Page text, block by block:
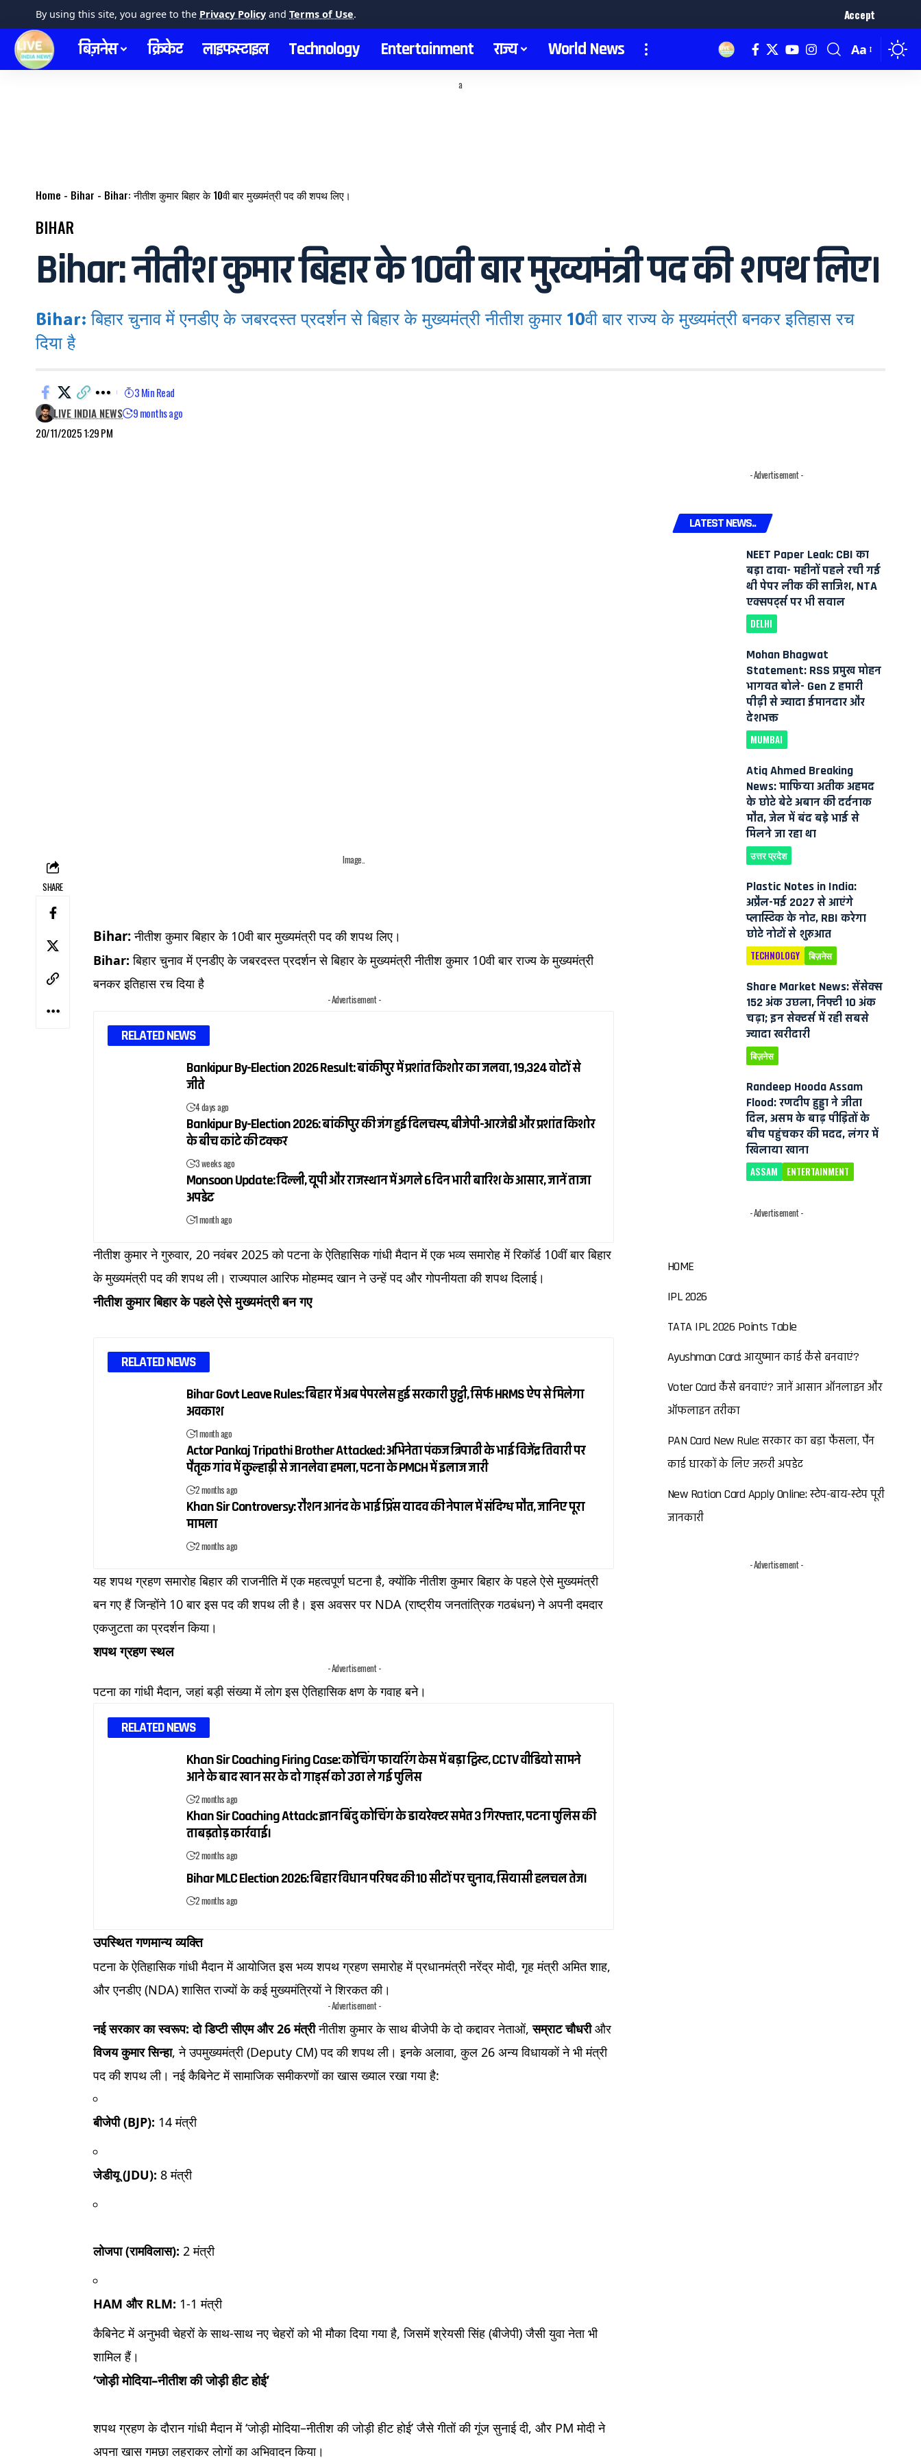
By using this site, you agree to the Privacy Policy and Terms of Use. Accept
बिज़नेस क्रिकेट लाइफस्टाइल Technology Entertainment राज्य World News Aa
a
Home - Bihar - Bihar: नीतीश कुमार बिहार के 10वी बार मुख्यमंत्री पद की शपथ लिए।
BIHAR
Bihar: नीतीश कुमार बिहार के 10वी बार मुख्यमंत्री पद की शपथ लिए।
Bihar: बिहार चुनाव में एनडीए के जबरदस्त प्रदर्शन से बिहार के मुख्यमंत्री नीतीश कुमार 10वी बार राज्य के मुख्यमंत्री बनकर इतिहास रच
दिया है
20/11/2025 1:29 PM
LIVE INDIA NEWS 9 months ago
3 Min Read
SHARE
Image..
Bihar: नीतीश कुमार बिहार के 10वी बार मुख्यमंत्री पद की शपथ लिए।
Bihar: बिहार चुनाव में एनडीए के जबरदस्त प्रदर्शन से बिहार के मुख्यमंत्री नीतीश कुमार 10वी बार राज्य के मुख्यमंत्री
बनकर इतिहास रच दिया है
- Advertisement -
RELATED NEWS
Bankipur By-Election 2026 Result: बांकीपुर में प्रशांत किशोर का जलवा, 19,324 वोटों से
जीते
4 days ago
Bankipur By-Election 2026: बांकीपुर की जंग हुई दिलचस्प, बीजेपी-आरजेडी और प्रशांत किशोर
के बीच कांटे की टक्कर
3 weeks ago
Monsoon Update: दिल्ली, यूपी और राजस्थान में अगले 6 दिन भारी बारिश के आसार, जानें ताजा
अपडेट
1 month ago
नीतीश कुमार ने गुरुवार, 20 नवंबर 2025 को पटना के ऐतिहासिक गांधी मैदान में एक भव्य समारोह में रिकॉर्ड 10वीं बार बिहार
के मुख्यमंत्री पद की शपथ ली। राज्यपाल आरिफ मोहम्मद खान ने उन्हें पद और गोपनीयता की शपथ दिलाई।
नीतीश कुमार बिहार के पहले ऐसे मुख्यमंत्री बन गए
RELATED NEWS
Bihar Govt Leave Rules: बिहार में अब पेपरलेस हुई सरकारी छुट्टी, सिर्फ HRMS ऐप से मिलेगा
अवकाश
1 month ago
Actor Pankaj Tripathi Brother Attacked: अभिनेता पंकज त्रिपाठी के भाई विजेंद्र तिवारी पर
पैतृक गांव में कुल्हाड़ी से जानलेवा हमला, पटना के PMCH में इलाज जारी
2 months ago
Khan Sir Controversy: रौशन आनंद के भाई प्रिंस यादव की नेपाल में संदिग्ध मौत, जानिए पूरा
मामला
2 months ago
​यह शपथ ग्रहण समारोह बिहार की राजनीति में एक महत्वपूर्ण घटना है, क्योंकि नीतीश कुमार बिहार के पहले ऐसे मुख्यमंत्री
बन गए हैं जिन्होंने 10 बार इस पद की शपथ ली है। इस अवसर पर NDA (राष्ट्रीय जनतांत्रिक गठबंधन) ने अपनी दमदार
एकजुटता का प्रदर्शन किया।
शपथ ग्रहण स्थल
- Advertisement -
पटना का गांधी मैदान, जहां बड़ी संख्या में लोग इस ऐतिहासिक क्षण के गवाह बने।
RELATED NEWS
Khan Sir Coaching Firing Case: कोचिंग फायरिंग केस में बड़ा ट्विस्ट, CCTV वीडियो सामने
आने के बाद खान सर के दो गार्ड्स को उठा ले गई पुलिस
2 months ago
Khan Sir Coaching Attack: ज्ञान बिंदु कोचिंग के डायरेक्टर समेत 3 गिरफ्तार, पटना पुलिस की
ताबड़तोड़ कार्रवाई।
2 months ago
Bihar MLC Election 2026: बिहार विधान परिषद की 10 सीटों पर चुनाव, सियासी हलचल तेज।
2 months ago
उपस्थित गणमान्य व्यक्ति
पटना के ऐतिहासिक गांधी मैदान में आयोजित इस भव्य शपथ ग्रहण समारोह में प्रधानमंत्री नरेंद्र मोदी, गृह मंत्री अमित शाह,
और एनडीए (NDA) शासित राज्यों के कई मुख्यमंत्रियों ने शिरकत की।
- Advertisement -
नई सरकार का स्वरूप: दो डिप्टी सीएम और 26 मंत्रीनीतीश कुमार के साथ बीजेपी के दो कद्दावर नेताओं,सम्राट चौधरीऔर
विजय कुमार सिन्हा, ने उपमुख्यमंत्री (Deputy CM) पद की शपथ ली। इनके अलावा, कुल 26 अन्य विधायकों ने भी मंत्री
पद की शपथ ली। नई कैबिनेट में सामाजिक समीकरणों का खास ख्याल रखा गया है:
बीजेपी (BJP): 14 मंत्री
जेडीयू (JDU): 8 मंत्री
लोजपा (रामविलास): 2 मंत्री
HAM और RLM: 1-1 मंत्री
​कैबिनेट में अनुभवी चेहरों के साथ-साथ नए चेहरों को भी मौका दिया गया है, जिसमें श्रेयसी सिंह (बीजेपी) जैसी युवा नेता भी
शामिल हैं।
‘जोड़ी मोदिया–नीतीश की जोड़ी हीट होई’
शपथ ग्रहण के दौरान गांधी मैदान में ‘जोड़ी मोदिया–नीतीश की जोड़ी हीट होई’ जैसे गीतों की गूंज सुनाई दी, और PM मोदी ने
अपना खास गमछा लहराकर लोगों का अभिवादन किया।
- Advertisement -
LATEST NEWS..
NEET Paper Leak: CBI का
बड़ा दावा- महीनों पहले रची गई
थी पेपर लीक की साजिश, NTA
एक्सपर्ट्स पर भी सवाल
DELHI
Mohan Bhagwat
Statement: RSS प्रमुख मोहन
भागवत बोले- Gen Z हमारी
पीढ़ी से ज्यादा ईमानदार और
देशभक्त
MUMBAI
Atiq Ahmed Breaking
News: माफिया अतीक अहमद
के छोटे बेटे अबान की दर्दनाक
मौत, जेल में बंद बड़े भाई से
मिलने जा रहा था
उत्तर प्रदेश
Plastic Notes in India:
अप्रैल-मई 2027 से आएंगे
प्लास्टिक के नोट, RBI करेगा
छोटे नोटों से शुरुआत
TECHNOLOGY बिज़नेस
Share Market News: सेंसेक्स
152 अंक उछला, निफ्टी 10 अंक
चढ़ा; इन सेक्टर्स में रही सबसे
ज्यादा खरीदारी
बिज़नेस
Randeep Hooda Assam
Flood: रणदीप हुड्डा ने जीता
दिल, असम के बाढ़ पीड़ितों के
बीच पहुंचकर की मदद, लंगर में
खिलाया खाना
ASSAM ENTERTAINMENT
- Advertisement -
HOME
IPL 2026
TATA IPL 2026 Points Table
Ayushman Card: आयुष्मान कार्ड कैसे बनवाएं?
Voter Card कैसे बनवाएं? जानें आसान ऑनलाइन और
ऑफलाइन तरीका
PAN Card New Rule: सरकार का बड़ा फैसला, पैन
कार्ड धारकों के लिए जरूरी अपडेट
New Ration Card Apply Online: स्टेप-बाय-स्टेप पूरी
जानकारी
- Advertisement -